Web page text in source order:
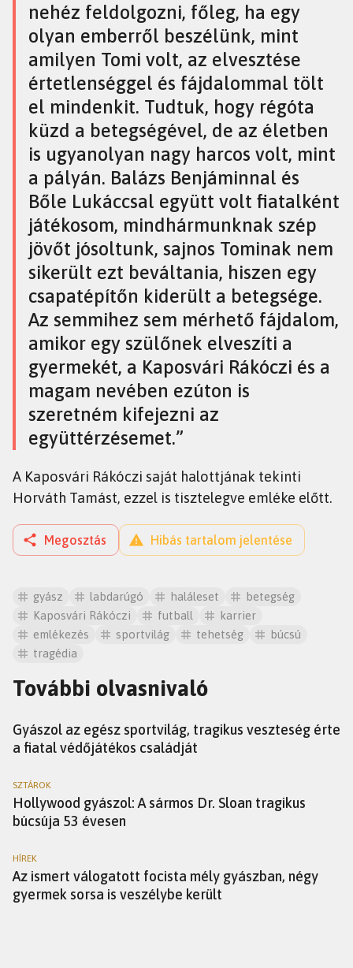
nehéz feldolgozni, főleg, ha egy
olyan emberről beszélünk, mint
amilyen Tomi volt, az elvesztése
értetlenséggel és fájdalommal tölt
el mindenkit. Tudtuk, hogy régóta
küzd a betegségével, de az életben
is ugyanolyan nagy harcos volt, mint
a pályán. Balázs Benjáminnal és
Bőle Lukáccsal együtt volt fiatalként
játékosom, mindhármunknak szép
jövőt jósoltunk, sajnos Tominak nem
sikerült ezt beváltania, hiszen egy
csapatépítőn kiderült a betegsége.
Az semmihez sem mérhető fájdalom,
amikor egy szülőnek elveszíti a
gyermekét, a Kaposvári Rákóczi és a
magam nevében ezúton is
szeretném kifejezni az
együttérzésemet.”
A Kaposvári Rákóczi saját halottjának tekinti
Horváth Tamást, ezzel is tisztelegve emléke előtt.
Megosztás Hibás tartalom jelentése
gyász labdarúgó haláleset
betegség
Kaposvári Rákóczi
futball
karrier
emlékezés
sportvilág tehetség
búcsú
tragédia
További olvasnivaló
Gyászol az egész sportvilág, tragikus veszteség érte
a fiatal védőjátékos családját
SZTÁROK
Hollywood gyászol: A sármos Dr. Sloan tragikus
búcsúja 53 évesen
HÍREK
Az ismert válogatott focista mély gyászban, négy
gyermek sorsa is veszélybe került